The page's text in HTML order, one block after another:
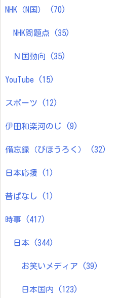
NHK（N国） (70)
NHK問題点 (35)
Ｎ国動向 (35)
YouTube (15)
スポーツ (12)
伊田和楽河のじ (9)
備忘録（びぼうろく） (32)
日本応援 (1)
昔ばなし (1)
時事 (417)
日本 (344)
お笑いメディア (39)
日本国内 (123)